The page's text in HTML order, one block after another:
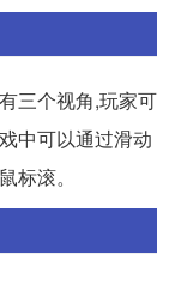
三个视角,玩家可
中可以通过滑动
标滚。